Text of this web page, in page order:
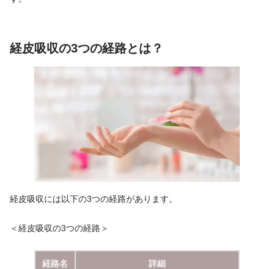
経皮吸収の3つの経路とは？
経皮吸収には以下の3つの経路があります。
＜経皮吸収の3つの経路＞
経路名 詳細